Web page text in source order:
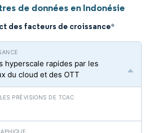
de données en Indonésie
des facteurs de croissance*
hyperscale rapides par les
du cloud et des OTT